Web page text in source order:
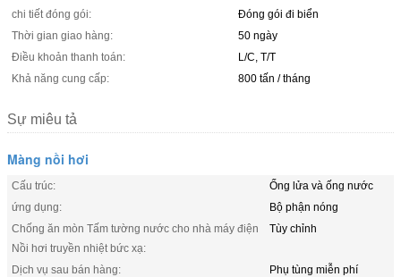
chi tiết đóng gói:
Đóng gói đi biển
Thời gian giao hàng:
50 ngày
Điều khoản thanh toán:
L/C, T/T
Khả năng cung cấp:
800 tấn / tháng
Sự miêu tả
Màng nồi hơi
Cấu trúc:
Ống lửa và ống nước
ứng dụng:
Bộ phận nóng
Chống ăn mòn Tấm tường nước cho nhà máy điện
Nồi hơi truyền nhiệt bức xạ:
Tùy chỉnh
Dịch vụ sau bán hàng:
Phụ tùng miễn phí